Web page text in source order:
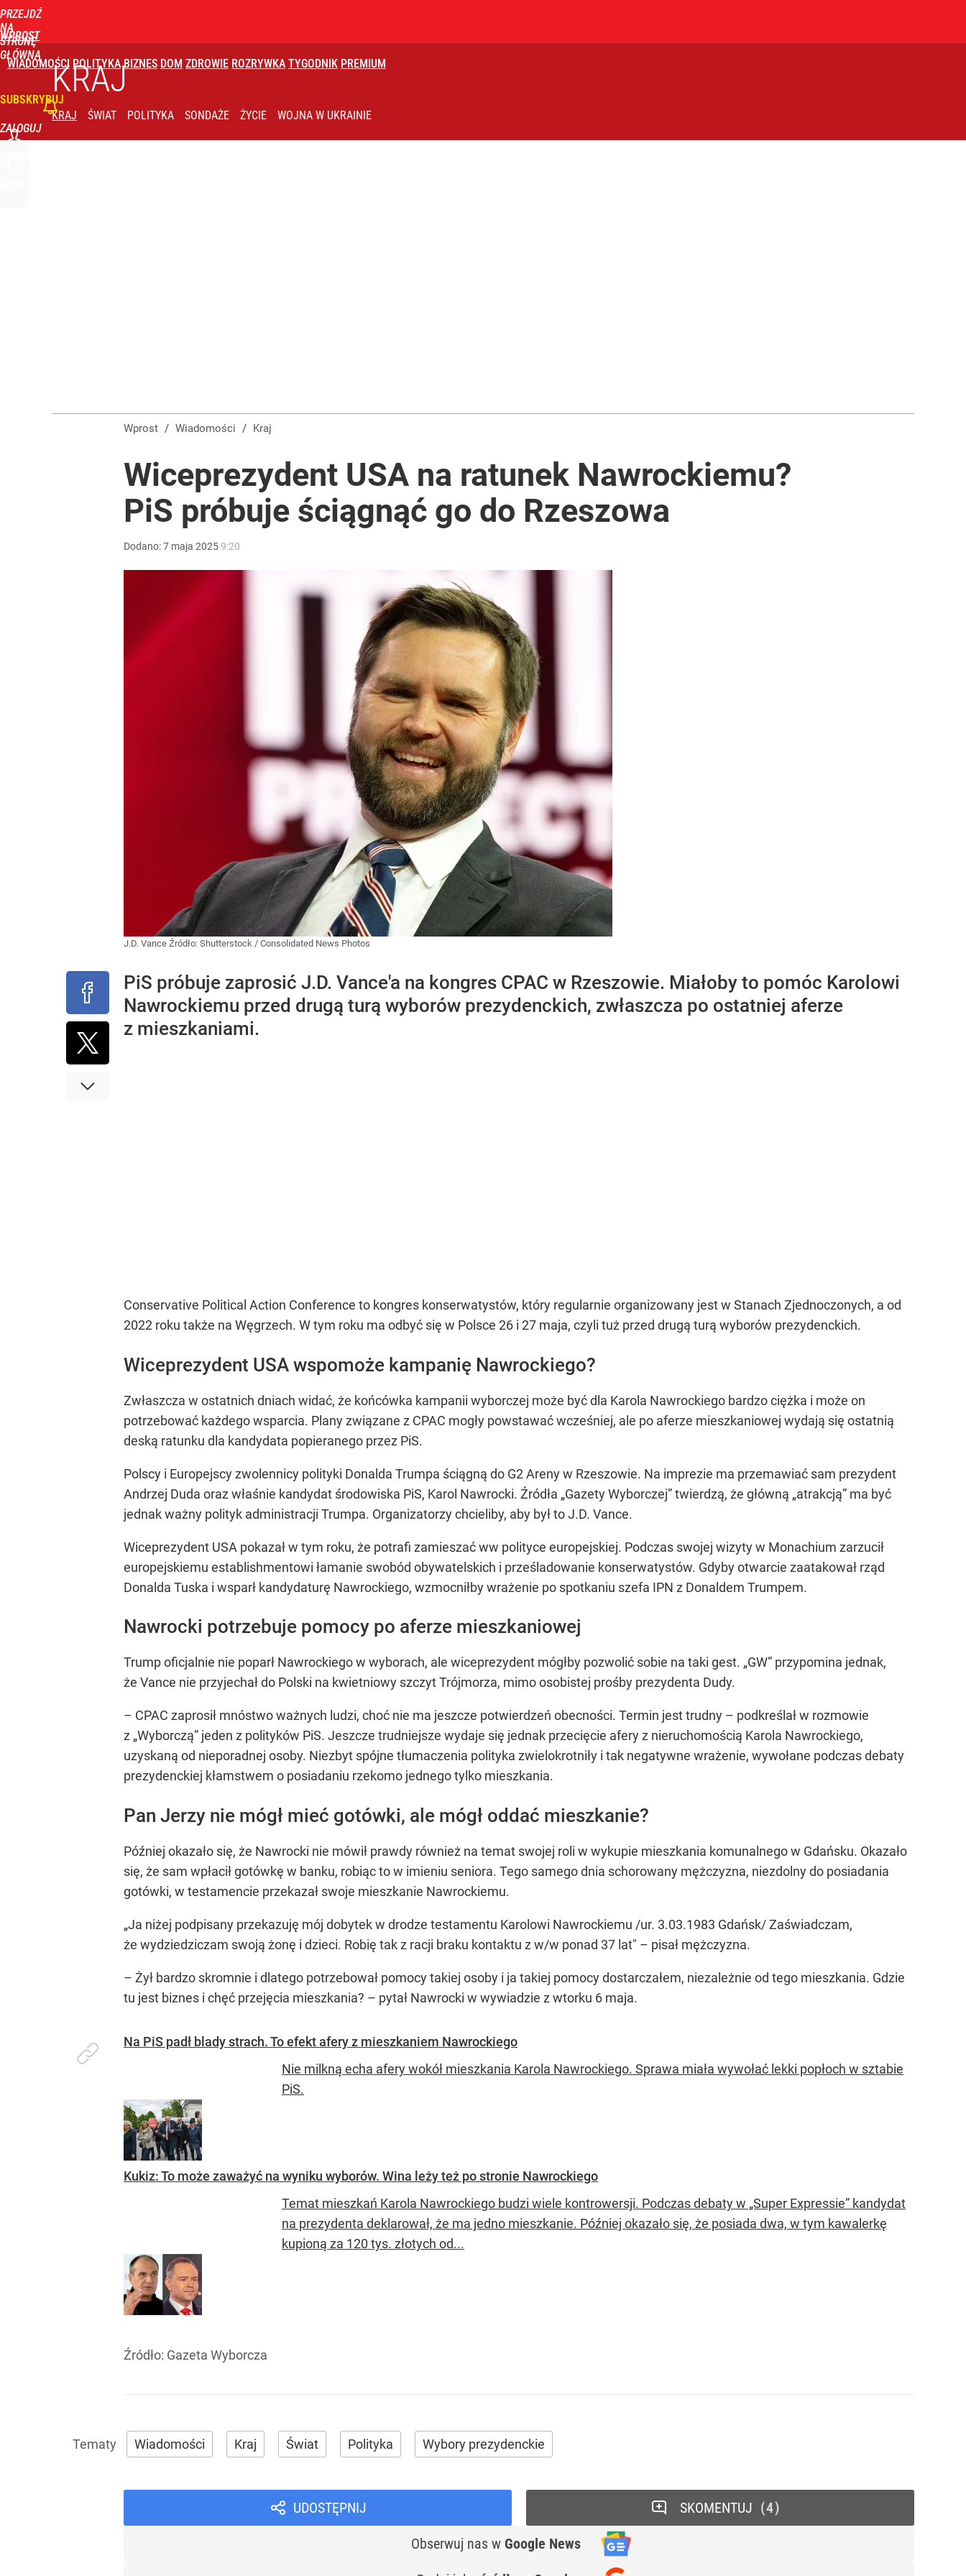
PRZEJDŹ
NA
STRONĘ
GŁÓWNĄ
WPROST
WIADOMOŚCI POLITYKA BIZNES DOM ZDROWIE ROZRYWKA TYGODNIK PREMIUM
SUBSKRYBUJ
ZALOGUJ
KRAJ
KRAJ ŚWIAT POLITYKA SONDAŻE ŻYCIE WOJNA W UKRAINIE
Wprost / Wiadomości / Kraj
Wiceprezydent USA na ratunek Nawrockiemu?
PiS próbuje ściągnąć go do Rzeszowa
Dodano:7 maja 20259:20
J.D. Vance Źródło: Shutterstock / Consolidated News Photos
PiS próbuje zaprosić J.D. Vance'a na kongres CPAC w Rzeszowie. Miałoby to pomóc Karolowi
Nawrockiemu przed drugą turą wyborów prezydenckich, zwłaszcza po ostatniej aferze
z mieszkaniami.
Conservative Political Action Conference to kongres konserwatystów, który regularnie organizowany jest w Stanach Zjednoczonych, a od
2022 roku także na Węgrzech. W tym roku ma odbyć się w Polsce 26 i 27 maja, czyli tuż przed drugą turą wyborów prezydenckich.
Wiceprezydent USA wspomoże kampanię Nawrockiego?
Zwłaszcza w ostatnich dniach widać, że końcówka kampanii wyborczej może być dla Karola Nawrockiego bardzo ciężka i może on
potrzebować każdego wsparcia. Plany związane z CPAC mogły powstawać wcześniej, ale po aferze mieszkaniowej wydają się ostatnią
deską ratunku dla kandydata popieranego przez PiS.
Polscy i Europejscy zwolennicy polityki Donalda Trumpa ściągną do G2 Areny w Rzeszowie. Na imprezie ma przemawiać sam prezydent
Andrzej Duda oraz właśnie kandydat środowiska PiS, Karol Nawrocki. Źródła „Gazety Wyborczej” twierdzą, że główną „atrakcją” ma być
jednak ważny polityk administracji Trumpa. Organizatorzy chcieliby, aby był to J.D. Vance.
Wiceprezydent USA pokazał w tym roku, że potrafi zamieszać ww polityce europejskiej. Podczas swojej wizyty w Monachium zarzucił
europejskiemu establishmentowi łamanie swobód obywatelskich i prześladowanie konserwatystów. Gdyby otwarcie zaatakował rząd
Donalda Tuska i wsparł kandydaturę Nawrockiego, wzmocniłby wrażenie po spotkaniu szefa IPN z Donaldem Trumpem.
Nawrocki potrzebuje pomocy po aferze mieszkaniowej
Trump oficjalnie nie poparł Nawrockiego w wyborach, ale wiceprezydent mógłby pozwolić sobie na taki gest. „GW” przypomina jednak,
że Vance nie przyjechał do Polski na kwietniowy szczyt Trójmorza, mimo osobistej prośby prezydenta Dudy.
– CPAC zaprosił mnóstwo ważnych ludzi, choć nie ma jeszcze potwierdzeń obecności. Termin jest trudny – podkreślał w rozmowie
z „Wyborczą” jeden z polityków PiS. Jeszcze trudniejsze wydaje się jednak przecięcie afery z nieruchomością Karola Nawrockiego,
uzyskaną od nieporadnej osoby. Niezbyt spójne tłumaczenia polityka zwielokrotniły i tak negatywne wrażenie, wywołane podczas debaty
prezydenckiej kłamstwem o posiadaniu rzekomo jednego tylko mieszkania.
Pan Jerzy nie mógł mieć gotówki, ale mógł oddać mieszkanie?
Później okazało się, że Nawrocki nie mówił prawdy również na temat swojej roli w wykupie mieszkania komunalnego w Gdańsku. Okazało
się, że sam wpłacił gotówkę w banku, robiąc to w imieniu seniora. Tego samego dnia schorowany mężczyzna, niezdolny do posiadania
gotówki, w testamencie przekazał swoje mieszkanie Nawrockiemu.
„Ja niżej podpisany przekazuję mój dobytek w drodze testamentu Karolowi Nawrockiemu /ur. 3.03.1983 Gdańsk/ Zaświadczam,
że wydziedziczam swoją żonę i dzieci. Robię tak z racji braku kontaktu z w/w ponad 37 lat" – pisał mężczyzna.
– Żył bardzo skromnie i dlatego potrzebował pomocy takiej osoby i ja takiej pomocy dostarczałem, niezależnie od tego mieszkania. Gdzie
tu jest biznes i chęć przejęcia mieszkania? – pytał Nawrocki w wywiadzie z wtorku 6 maja.
Na PiS padł blady strach. To efekt afery z mieszkaniem Nawrockiego
Nie milkną echa afery wokół mieszkania Karola Nawrockiego. Sprawa miała wywołać lekki popłoch w sztabie
PiS.
Kukiz: To może zaważyć na wyniku wyborów. Wina leży też po stronie Nawrockiego
Temat mieszkań Karola Nawrockiego budzi wiele kontrowersji. Podczas debaty w „Super Expressie” kandydat
na prezydenta deklarował, że ma jedno mieszkanie. Później okazało się, że posiada dwa, w tym kawalerkę
kupioną za 120 tys. złotych od...
Źródło: Gazeta Wyborcza
Wiadomości Kraj Świat Polityka Wybory prezydenckie
UDOSTĘPNIJ
Obserwuj nas w Google News
SKOMENTUJ 4